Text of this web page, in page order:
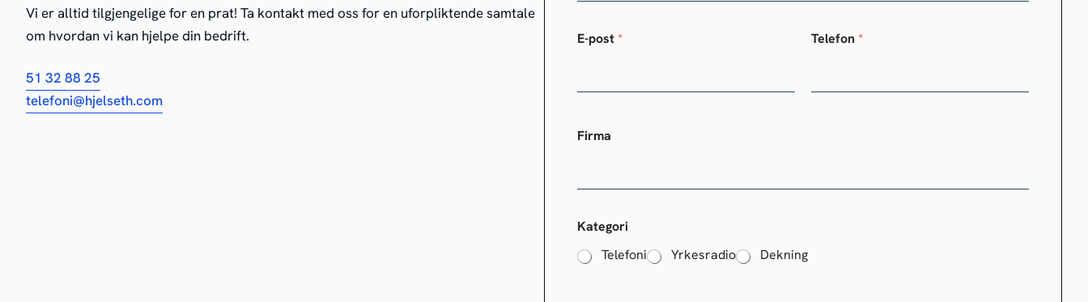
Vi er alltid tilgjengelige for en prat! Ta kontakt med oss for en uforpliktende samtale
om hvordan vi kan hjelpe din bedrift.
51 32 88 25
telefoni@hjelseth.com
E-post * Telefon *
Firma
Kategori
Telefoni Yrkesradio Dekning